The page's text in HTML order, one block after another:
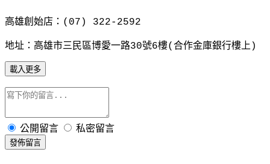
高雄創始店： (07) 322-2592
地址：高雄市三民區博愛一路30號6樓( 合作金庫銀行樓上)
載入更多
公開留言 私密留言
發佈留言